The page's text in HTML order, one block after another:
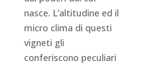
nasce. L’altitudine ed il
micro clima di questi
vigneti gli
conferiscono peculiari